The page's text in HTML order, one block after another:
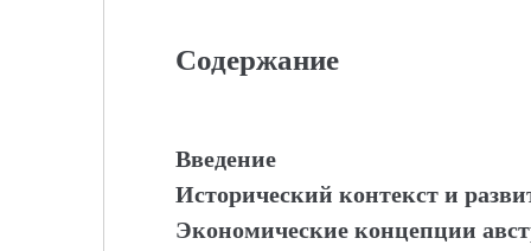
Содержание
Введение
Исторический контекст и
Экономические концепции